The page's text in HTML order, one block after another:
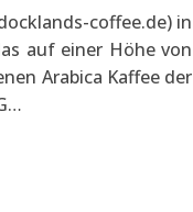
coffee.de) in
auf einer Höhe von
Arabica Kaffee der